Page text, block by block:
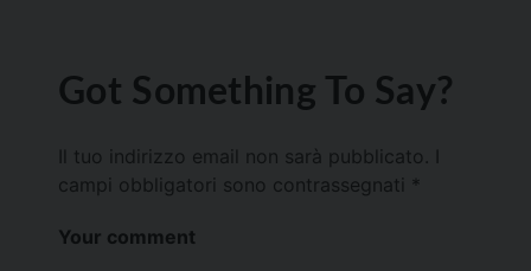
Got Something To Say?
Il tuo indirizzo email non sarà pubblicato.
campi obbligatori sono contrassegnati *
Your comment